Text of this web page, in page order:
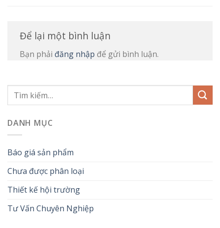
Để lại một bình luận
Bạn phải đăng nhập để gửi bình luận.
DANH MỤC
Báo giá sản phẩm
Chưa được phân loại
Thiết kế hội trường
Tư Vấn Chuyên Nghiệp